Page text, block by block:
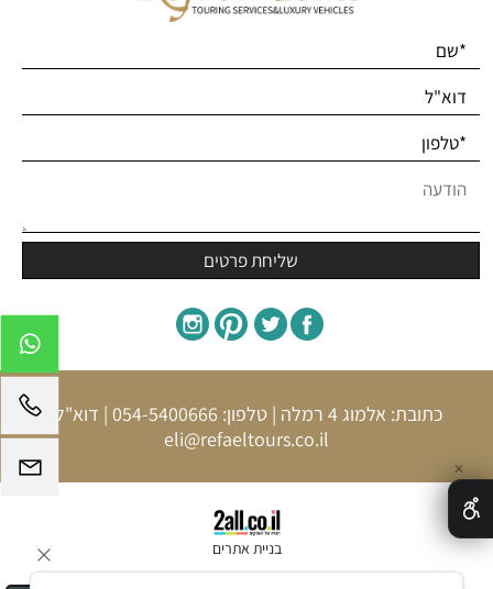
כתובת: אלמוג 4 רמלה | טלפון: 054-5400666 | דוא"ל:
eli@refaeltours.co.il
בניית אתרים
✕